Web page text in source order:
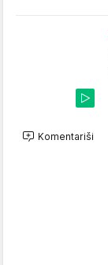
Komentariši